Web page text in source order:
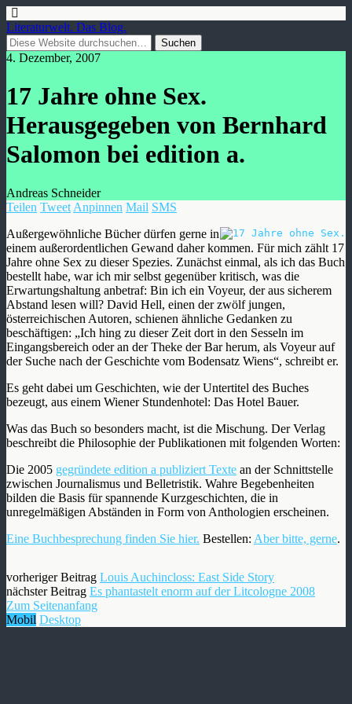
Literaturwelt. Das Blog.
4. Dezember, 2007
17 Jahre ohne Sex.
Herausgegeben von Bernhard
Salomon bei edition a.
Andreas Schneider
Teilen Tweet Anpinnen Mail SMS
Außergewöhnliche Bücher dürfen gerne in
einem außerordentlichen Gewand daher kommen. Für mich zählt 17
Jahre ohne Sex zu dieser Spezies. Zunächst einmal, als ich das Buch
bestellt habe, war ich mir selbst gegenüber kritisch, was die
Erwartungshaltung anbetraf: Bin ich ein Voyeur, der aus sicherem
Abstand lesen will? David Hell, einen der zwölf jungen,
österreichischen Autoren, schienen ähnliche Gedanken zu
beschäftigen: „Ich hing zu dieser Zeit dort in den Sesseln im
Eingangsbereich oder an der Theke der Bar herum, als Voyeur auf
der Suche nach der Geschichte vom Bodensatz Wiens“, schreibt er.
Es geht dabei um Geschichten, wie der Untertitel des Buches
bezeugt, aus einem Wiener Stundenhotel: Das Hotel Bauer.
Was das Buch so besonders macht, ist die Mischung. Der Verlag
beschreibt die Philosophie der Publikationen mit folgenden Worten:
Die 2005 gegründete edition a publiziert Texte an der Schnittstelle
zwischen Journalismus und Belletristik. Wahre Begebenheiten
bilden die Basis für spannende Kurzgeschichten, die in
unregelmäßigen Abständen in Form von Anthologien erscheinen.
Eine Buchbesprechung finden Sie hier. Bestellen: Aber bitte, gerne.
vorheriger Beitrag Louis Auchincloss: East Side Story
nächster Beitrag Es phantastelt enorm auf der Litcologne 2008
Zum Seitenanfang
Mobil Desktop